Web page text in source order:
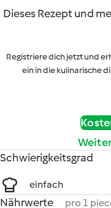
Dieses Rezept und
Registriere dich jetzt und
ein in die kulinarische
Schwierigkeitsgrad
einfach
Nährwerte pro 1